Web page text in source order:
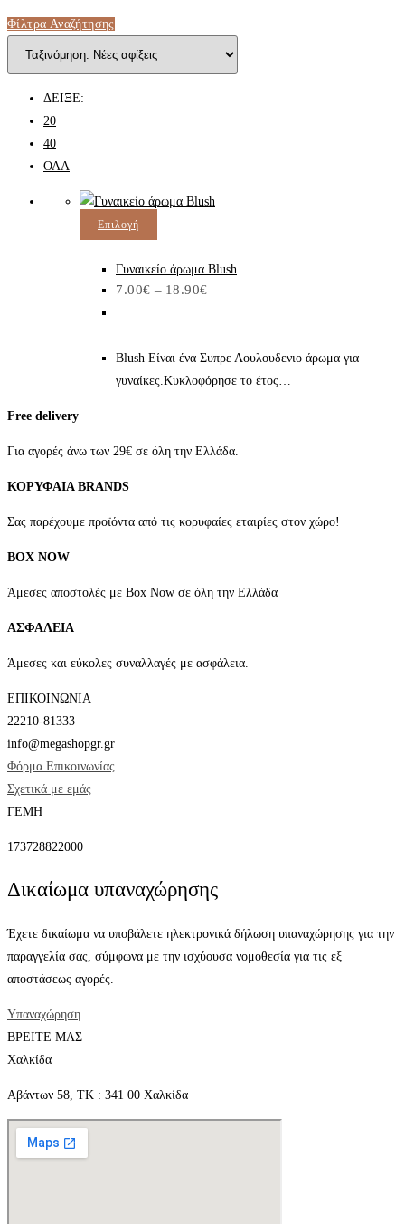
Φίλτρα Αναζήτησης
ΔΕΙΞΕ:
20
40
ΟΛΑ
Επιλογή
προϊόν
έχει
Οι
επιλογές
επιλεγούν
του
Γυναικείο άρωμα Blush
7.00€ – 18.90€
range:
Blush Είναι ένα Συπρε Λουλουδενιο άρωμα για
γυναίκες.Κυκλοφόρησε το έτος…
Free delivery
Για αγορές άνω των 29€ σε όλη την Ελλάδα.
ΚΟΡΥΦΑΙΑ BRANDS
Σας παρέχουμε προϊόντα από τις κορυφαίες εταιρίες στον χώρο!
BOX NOW
Άμεσες αποστολές με Box Now σε όλη την Ελλάδα
ΑΣΦΑΛΕΙΑ
Άμεσες και εύκολες συναλλαγές με ασφάλεια.
ΕΠΙΚΟΙΝΩΝΙΑ
22210-81333
info@megashopgr.gr
Φόρμα Επικοινωνίας
Σχετικά με εμάς
ΓΕΜΗ
173728822000
Δικαίωμα υπαναχώρησης
Έχετε δικαίωμα να υποβάλετε ηλεκτρονικά δήλωση υπαναχώρησης για την
παραγγελία σας, σύμφωνα με την ισχύουσα νομοθεσία για τις εξ
αποστάσεως αγορές.
Υπαναχώρηση
ΒΡΕΙΤΕ ΜΑΣ
Χαλκίδα
Αβάντων 58, ΤΚ : 341 00 Χαλκίδα